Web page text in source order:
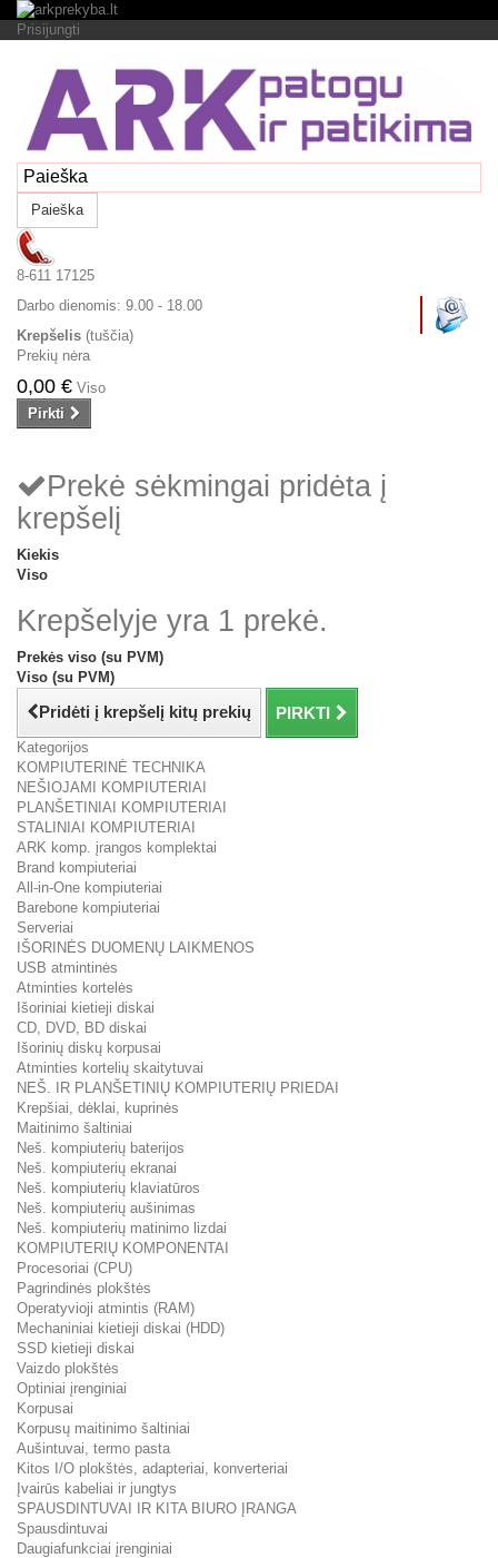
Prisijungti
Paieška
8-611 17125
Darbo dienomis: 9.00 - 18.00
Krepšelis (tuščia)
Prekių nėra
0,00 € Viso
Pirkti
Prekė sėkmingai pridėta į
krepšelį
Kiekis
Viso
Krepšelyje yra 1 prekė.
Prekės viso (su PVM)
Viso (su PVM)
Pridėti į krepšelį kitų prekių PIRKTI
Kategorijos
KOMPIUTERINĖ TECHNIKA
NEŠIOJAMI KOMPIUTERIAI
PLANŠETINIAI KOMPIUTERIAI
STALINIAI KOMPIUTERIAI
ARK komp. įrangos komplektai
Brand kompiuteriai
All-in-One kompiuteriai
Barebone kompiuteriai
Serveriai
IŠORINĖS DUOMENŲ LAIKMENOS
USB atmintinės
Atminties kortelės
Išoriniai kietieji diskai
CD, DVD, BD diskai
Išorinių diskų korpusai
Atminties kortelių skaitytuvai
NEŠ. IR PLANŠETINIŲ KOMPIUTERIŲ PRIEDAI
Krepšiai, dėklai, kuprinės
Maitinimo šaltiniai
Neš. kompiuterių baterijos
Neš. kompiuterių ekranai
Neš. kompiuterių klaviatūros
Neš. kompiuterių aušinimas
Neš. kompiuterių matinimo lizdai
KOMPIUTERIŲ KOMPONENTAI
Procesoriai (CPU)
Pagrindinės plokštės
Operatyvioji atmintis (RAM)
Mechaniniai kietieji diskai (HDD)
SSD kietieji diskai
Vaizdo plokštės
Optiniai įrenginiai
Korpusai
Korpusų maitinimo šaltiniai
Aušintuvai, termo pasta
Kitos I/O plokštės, adapteriai, konverteriai
Įvairūs kabeliai ir jungtys
SPAUSDINTUVAI IR KITA BIURO ĮRANGA
Spausdintuvai
Daugiafunkciai įrenginiai